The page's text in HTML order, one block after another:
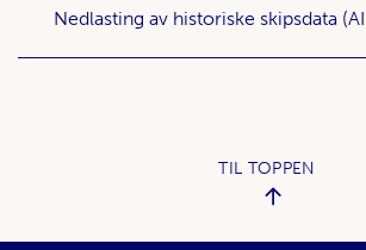
Nedlasting av historiske skipsdata
TIL TOPPEN